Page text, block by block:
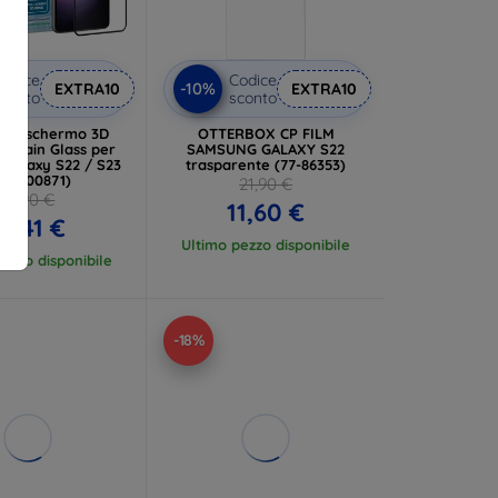
Codice
sconto
EXTRA10
schermo 3D
Glass per
Galaxy S22 / S23
27,90 €
13,41 €
disponibile
-10%
Codice
sconto
EXTRA10
OTTERBOX CP FILM
SAMSUNG GALAXY S22
trasparente (77-86353)
21,90 €
11,60 €
Ultimo pezzo disponibile
-18%